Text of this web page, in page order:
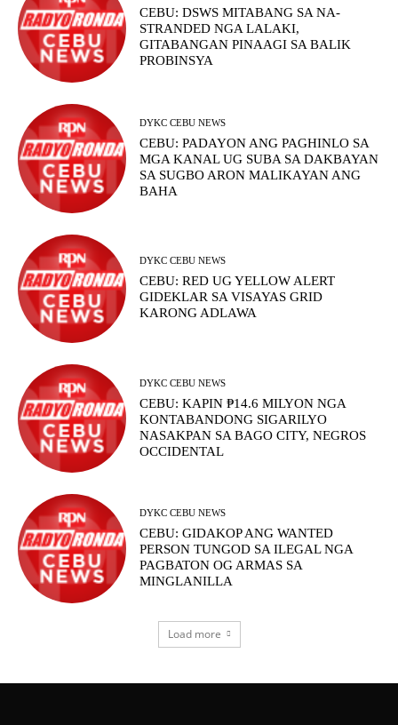
CEBU: DSWS MITABANG SA NA-
STRANDED NGA LALAKI,
GITABANGAN PINAAGI SA BALIK
PROBINSYA
DYKC CEBU NEWS
CEBU: PADAYON ANG PAGHINLO SA
MGA KANAL UG SUBA SA DAKBAYAN
SA SUGBO ARON MALIKAYAN ANG
BAHA
DYKC CEBU NEWS
CEBU: RED UG YELLOW ALERT
GIDEKLAR SA VISAYAS GRID
KARONG ADLAWA
DYKC CEBU NEWS
CEBU: KAPIN ₱14.6 MILYON NGA
KONTABANDONG SIGARILYO
NASAKPAN SA BAGO CITY, NEGROS
OCCIDENTAL
DYKC CEBU NEWS
CEBU: GIDAKOP ANG WANTED
PERSON TUNGOD SA ILEGAL NGA
PAGBATON OG ARMAS SA
MINGLANILLA
Load more